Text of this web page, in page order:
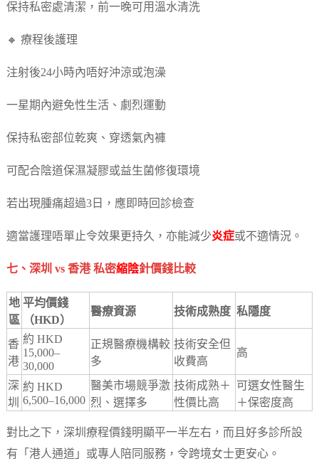
保持私密處清潔，前一晚可用溫水清洗
🔸 療程後護理
注射後24小時內唔好沖涼或泡澡
一星期內避免性生活、劇烈運動
保持私密部位乾爽、穿透氣內褲
可配合陰道保濕凝膠或益生菌修復環境
若出現腫痛超過3日，應即時回診檢查
適當護理唔單止令效果更持久，亦能減少炎症或不適情況。
七、深圳 vs 香港 私密縮陰針價錢比較
地
區
平均價錢
（HKD）
醫療資源 技術成熟度 私隱度
香
港
約 HKD
15,000–
30,000
正規醫療機構較
多
技術安全但
收費高
高
深
圳
約 HKD
6,500–16,000
醫美市場競爭激
烈、選擇多
技術成熟＋
性價比高
可選女性醫生
＋保密度高
對比之下，深圳療程價錢明顯平一半左右，而且好多診所設
有「港人通道」或專人陪同服務，令跨境女士更安心。